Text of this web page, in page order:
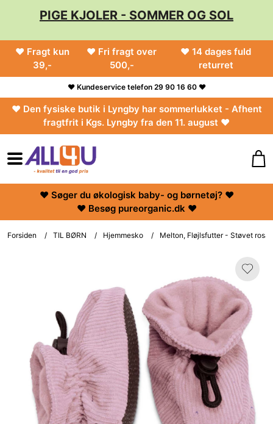
PIGE KJOLER - SOMMER OG SOL
♥ Fragt kun
39,-
♥ Fri fragt over
500,-
♥ 14 dages fuld
returret
♥ Kundeservice telefon 29 90 16 60 ♥
♥ Den fysiske butik i Lyngby har sommerlukket - Afhent
fragtfrit i Kgs. Lyngby fra den 11. august ♥
♥ Søger du økologisk baby- og børnetøj? ♥
♥ Besøg pureorganic.dk ♥
Forsiden / TIL BØRN / Hjemmesko / Melton, Fløjlsfutter - Støvet rosa